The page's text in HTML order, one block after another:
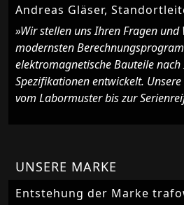
Andreas Gläser,
»Wir stellen uns Ihren Fragen und
modernsten
elektromagnetische Bauteile
Spezifikationen entwickelt.
vom Labormuster bis zur
UNSERE MARKE
Entstehung der Marke